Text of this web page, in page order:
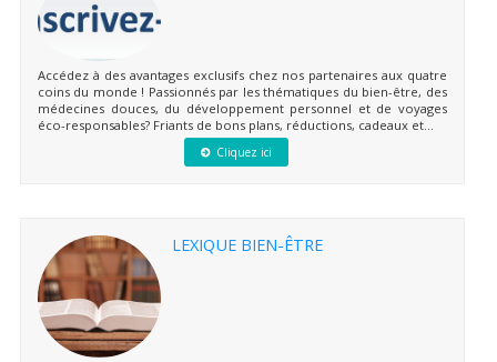
Accédez à des avantages exclusifs chez nos partenaires aux quatre
coins du monde ! Passionnés par les thématiques du bien-être, des
médecines douces, du développement personnel et de voyages
éco-responsables? Friants de bons plans, réductions, cadeaux et...
Cliquez ici
LEXIQUE BIEN-ÊTRE